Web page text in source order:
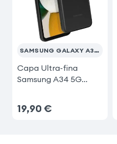
Samsung Galaxy A27
SAMSUNG GALAXY A34 5G
Capa Ultra-fina
Samsung A34 5G
19,90 €